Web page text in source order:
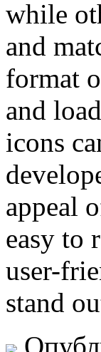
while
and
format
and
icons
appeal
easy to
user-
stand